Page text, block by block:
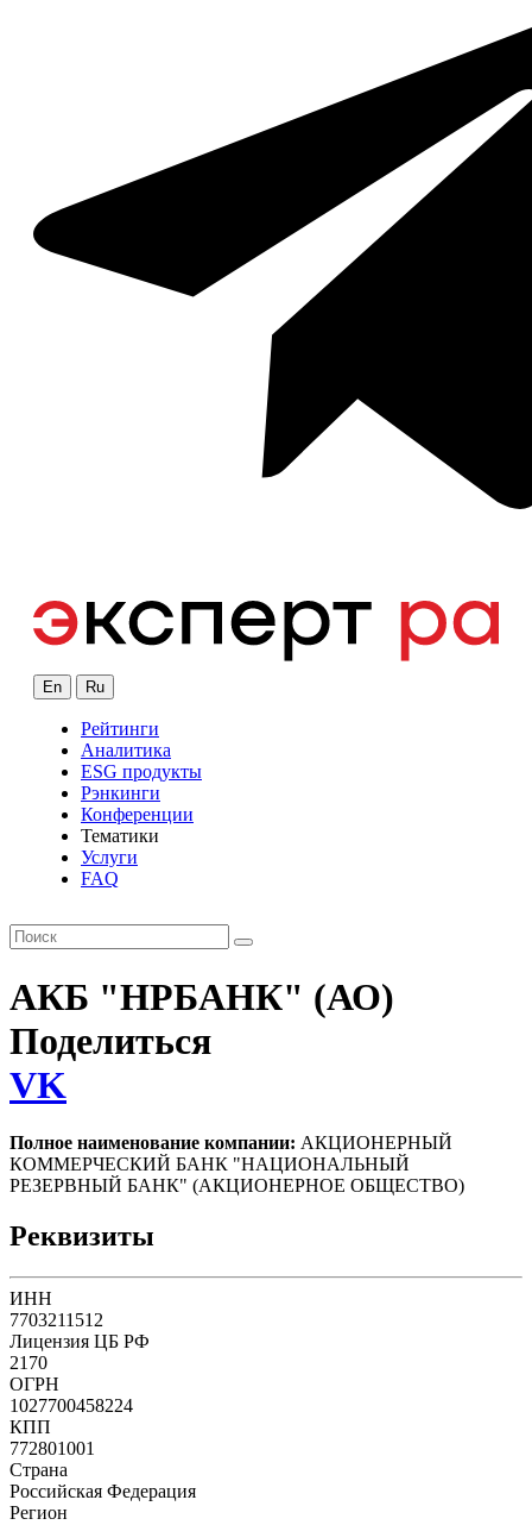
En Ru
Рейтинги
Аналитика
ESG продукты
Рэнкинги
Конференции
Тематики
Услуги
FAQ
АКБ "НРБАНК" (АО)
Поделиться
VK
Полное наименование компании: АКЦИОНЕРНЫЙ
КОММЕРЧЕСКИЙ БАНК "НАЦИОНАЛЬНЫЙ
РЕЗЕРВНЫЙ БАНК" (АКЦИОНЕРНОЕ ОБЩЕСТВО)
Реквизиты
ИНН
7703211512
Лицензия ЦБ РФ
2170
ОГРН
1027700458224
КПП
772801001
Страна
Российская Федерация
Регион